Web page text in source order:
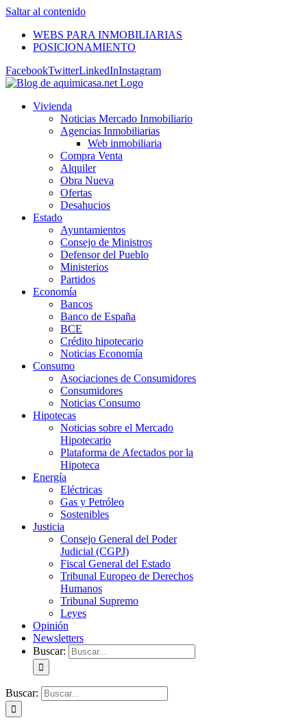
Saltar al contenido
WEBS PARA INMOBILIARIAS
POSICIONAMIENTO
FacebookTwitterLinkedInInstagram
Vivienda
Noticias Mercado Inmobiliario
Agencias Inmobiliarias
Web inmobiliaria
Compra Venta
Alquiler
Obra Nueva
Ofertas
Desahucios
Estado
Ayuntamientos
Consejo de Ministros
Defensor del Pueblo
Ministerios
Partidos
Economía
Bancos
Banco de España
BCE
Crédito hipotecario
Noticias Economía
Consumo
Asociaciones de Consumidores
Consumidores
Noticias Consumo
Hipotecas
Noticias sobre el Mercado
Hipotecario
Plataforma de Afectados por la
Hipoteca
Energía
Eléctricas
Gas y Petróleo
Sostenibles
Justicia
Consejo General del Poder
Judicial (CGPJ)
Fiscal General del Estado
Tribunal Europeo de Derechos
Humanos
Tribunal Supremo
Leyes
Opinión
Newsletters
Buscar:
Buscar: